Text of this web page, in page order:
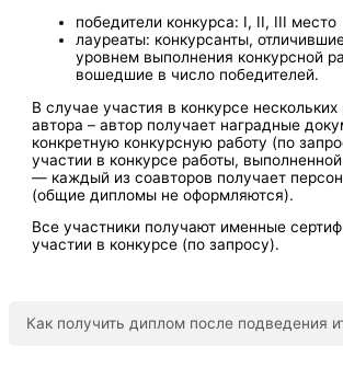
победители конкурса: I, II, III место
лауреаты: конкурсанты,
уровнем выполнения конкурсной
вошедшие в число победителей.
В случае участия в конкурсе нескольких
автора – автор получает наградные
конкретную конкурсную работу (по
участии в конкурсе работы,
— каждый из соавторов получает
(общие дипломы не оформляются).
Все участники получают именные
участии в конкурсе (по запросу).
Как получить диплом после подведения